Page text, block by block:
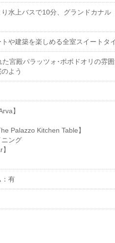
水上バスで10分、グランドカナル
や建築を楽しめる全室スイートタ
宮殿パラッツォ･ポボドオリの雰
よう
】
Palazzo Kitchen Table】
ニング
：有